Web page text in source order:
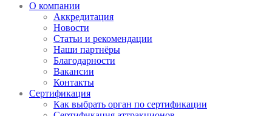
О компании
Аккредитация
Новости
Статьи и рекомендации
Наши партнёры
Благодарности
Вакансии
Контакты
Сертификация
Как выбрать орган по сертификации